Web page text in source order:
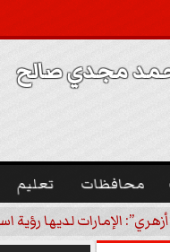
مجدي صالح
محافظات تعليم
الإمارات لديها رؤية